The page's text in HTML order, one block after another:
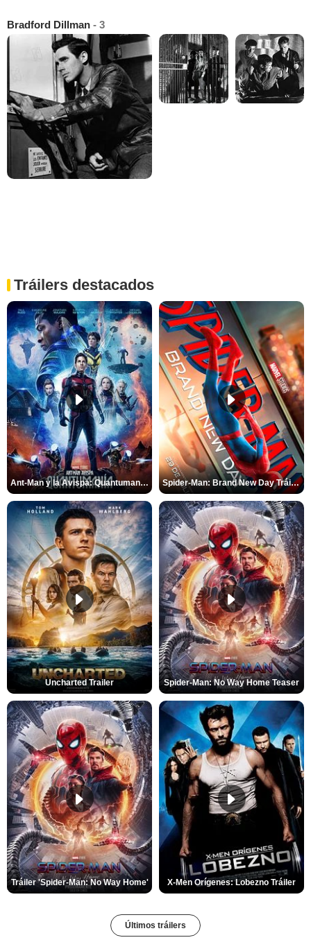
Bradford Dillman - 3
Tráilers destacados
Ant-Man y la Avispa: Quantumanía Tráiler (2) Spider-Man: Brand New Day Tráiler (3)
Uncharted Trailer Spider-Man: No Way Home Teaser
Tráiler 'Spider-Man: No Way Home' X-Men Orígenes: Lobezno Tráiler
Últimos tráilers